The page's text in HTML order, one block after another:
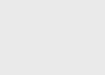
и туризм